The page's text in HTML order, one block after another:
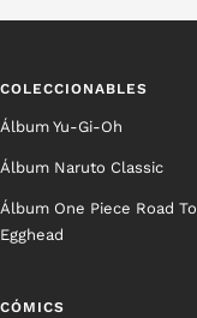
COLECCIONABLES
Álbum Yu-Gi-Oh
Álbum Naruto Classic
Álbum One Piece Road To
Egghead
CÓMICS